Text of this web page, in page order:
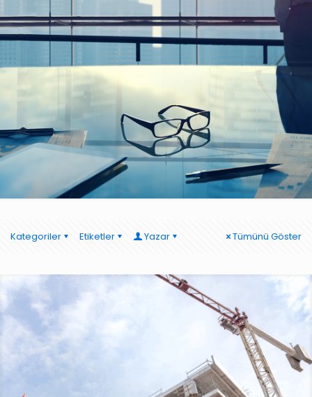
Kategoriler Etiketler Yazar Tümünü Göster